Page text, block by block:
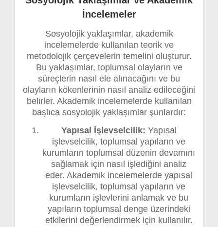
İncelemeler
Sosyolojik yaklaşımlar, akademik
incelemelerde kullanılan teorik ve
metodolojik çerçevelerin temelini oluşturur.
Bu yaklaşımlar, toplumsal olayların ve
süreçlerin nasıl ele alınacağını ve bu
olayların kökenlerinin nasıl analiz edileceğini
belirler. Akademik incelemelerde kullanılan
başlıca sosyolojik yaklaşımlar şunlardır:
Yapısal İşlevselcilik: Yapısal
işlevselcilik, toplumsal yapıların ve
kurumların toplumsal düzenin devamını
sağlamak için nasıl işlediğini analiz
eder. Akademik incelemelerde yapısal
işlevselcilik, toplumsal yapıların ve
kurumların işlevlerini anlamak ve bu
yapıların toplumsal denge üzerindeki
etkilerini değerlendirmek için kullanılır.